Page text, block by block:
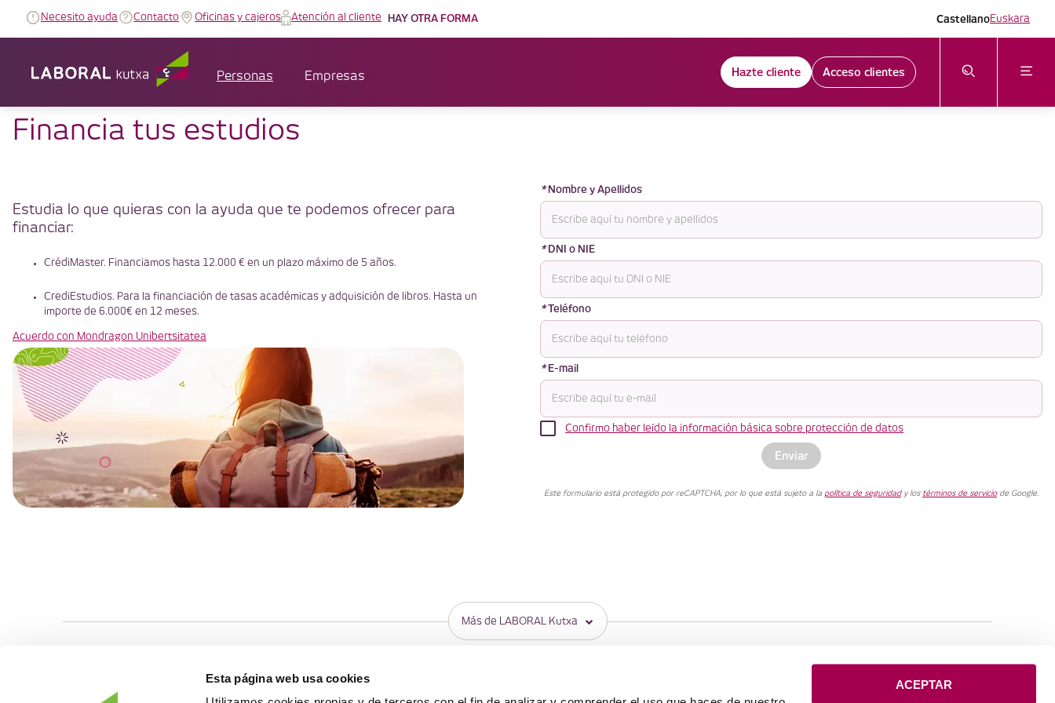
Esta página web usa cookies
ACEPTAR
Necesito ayuda Contacto Oficinas y cajeros Atención al cliente HAY OTRA FORMA CastellanoEuskara
Personas Empresas Hazte cliente Acceso clientes
Financia tus estudios
Estudia lo que quieras con la ayuda que te podemos ofrecer para
financiar:
CrédiMaster. Financiamos hasta 12.000 € en un plazo máximo de 5 años.
CrediEstudios. Para la financiación de tasas académicas y adquisición de libros. Hasta un
importe de 6.000€ en 12 meses.
Acuerdo con Mondragon Unibertsitatea
* Nombre y Apellidos
* DNI o NIE
* Teléfono
* E-mail
Confirmo haber leído la información básica sobre protección de datos
Enviar
Este formulario está protegido por reCAPTCHA, por lo que está sujeto a la política de seguridady los términos de serviciode Google.
Más de LABORAL Kutxa
Ahorro e inversión
OTRAS SECCIONES